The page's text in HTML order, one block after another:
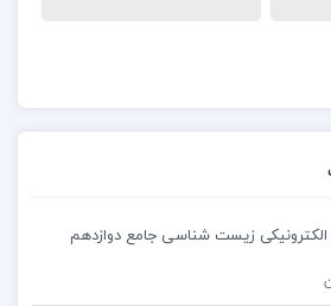
با اصول دین حسین وحید خراسانی
مرتبط با توحید، نبوت، امامت،
اسلام می‌پردازد. او با استناد به
با نحوه استنباط و استنتاج این
کند. همچنین، نویسنده به
الکترونیکی زیست شناسی جامع دوازدهم